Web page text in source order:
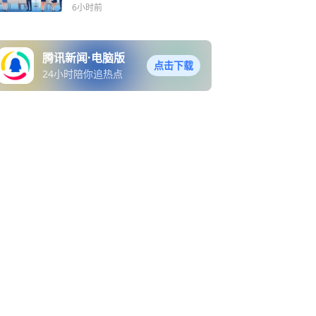
6小时前
腾讯新闻·电脑版
24小时陪你追热点
点击下载